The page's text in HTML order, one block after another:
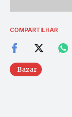
COMPARTILHAR
Bazar